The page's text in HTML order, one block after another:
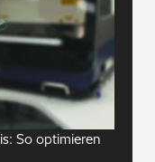
So optimieren